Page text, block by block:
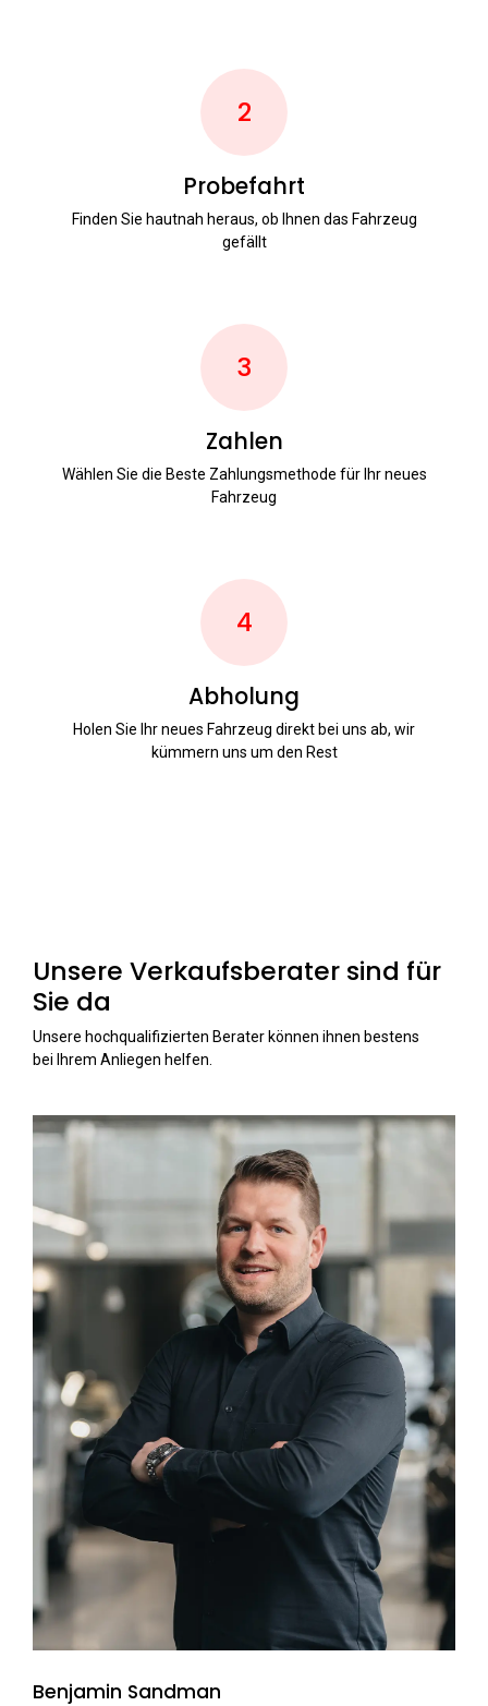
2
Probefahrt
Finden Sie hautnah heraus, ob Ihnen das Fahrzeug
gefällt
3
Zahlen
Wählen Sie die Beste Zahlungsmethode für Ihr neues
Fahrzeug
4
Abholung
Holen Sie Ihr neues Fahrzeug direkt bei uns ab, wir
kümmern uns um den Rest
Unsere Verkaufsberater sind für
Sie da
Unsere hochqualifizierten Berater können ihnen bestens
bei Ihrem Anliegen helfen.
Benjamin Sandman